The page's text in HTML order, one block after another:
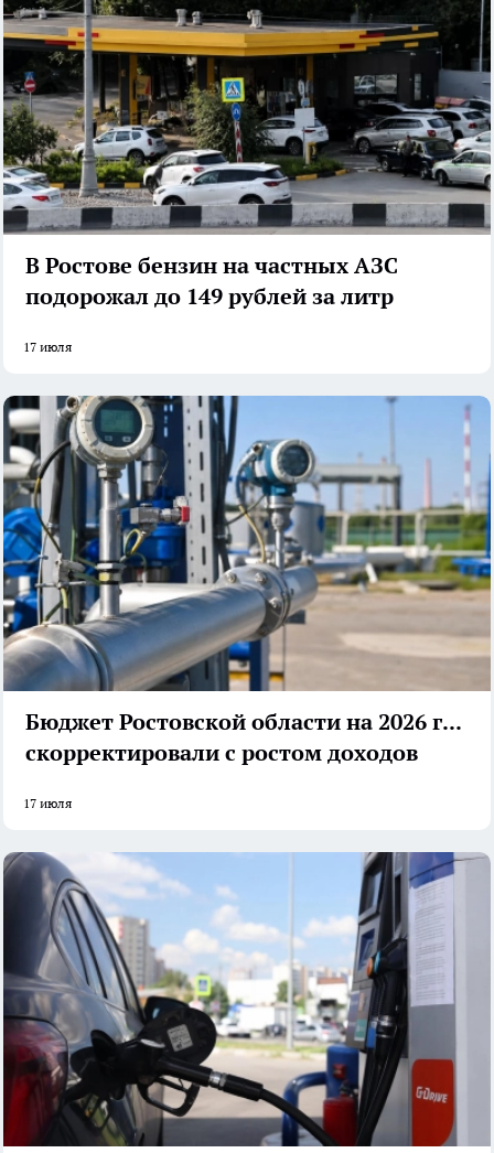
В Ростове бензин на частных АЗС
подорожал до 149 рублей за литр
17 июля
Бюджет Ростовской области на 2026 год
скорректировали с ростом доходов
17 июля